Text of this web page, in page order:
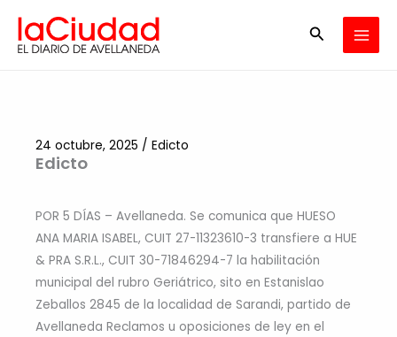
contenido
Buscar
Edicto
24 octubre, 2025 / Edicto
POR 5 DÍAS – Avellaneda. Se comunica que HUESO
ANA MARIA ISABEL, CUIT 27-11323610-3 transfiere a HUE
& PRA S.R.L., CUIT 30-71846294-7 la habilitación
municipal del rubro Geriátrico, sito en Estanislao
Zeballos 2845 de la localidad de Sarandi, partido de
Avellaneda Reclamos u oposiciones de ley en el